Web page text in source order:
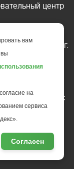
центр
Карелия, г.
д.10, офис 211
10-45
только c
центр
"Мой
вам
на
сервиса
Согласен